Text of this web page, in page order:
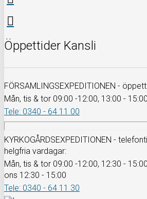
Öppettider Kansli
FÖRSAMLINGSEXPEDITIONEN -
Mån, tis & tor 09:00 -12:00, 13:00 - 15:00
Tele: 0340 - 64 11 00
KYRKOGÅRDSEXPEDITIONEN -
helgfria vardagar:
Mån, tis & tor 09:00 -12:00, 12:30 -
ons 12:30 - 15:00
Tele: 0340 - 64 11 30